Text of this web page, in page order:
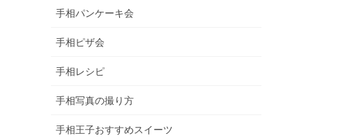
手相パンケーキ会
手相ピザ会
手相レシピ
手相写真の撮り方
手相王子おすすめスイーツ